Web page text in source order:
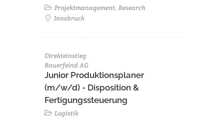
Projektmanagement, Research
Innsbruck
Direkteinstieg
Bauerfeind AG
Junior Produktionsplaner
(m/w/d) - Disposition &
Fertigungssteuerung
Logistik